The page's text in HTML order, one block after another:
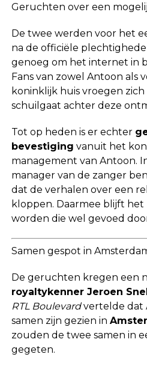
Geruchten over een
De twee werden voor het
na de officiële
genoeg om het internet in
Fans van zowel Antoon als
koninklijk huis vroegen
schuilgaat achter deze
Tot op heden is er echter
bevestiging vanuit het
management van Antoon.
manager van de zanger
dat de verhalen over een
kloppen. Daarmee blijft het
worden die wel gevoed
Samen gespot in
De geruchten kregen een
royaltykenner Jeroen
RTL Boulevardvertelde dat
samen zijn gezien in
zouden de twee samen in
gegeten.